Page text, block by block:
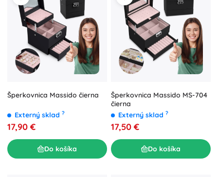
Šperkovnica Massido čierna
Externý sklad ?
17,90 €
Do košíka
Šperkovnica Massido MS-704
čierna
Externý sklad ?
17,50 €
Do košíka